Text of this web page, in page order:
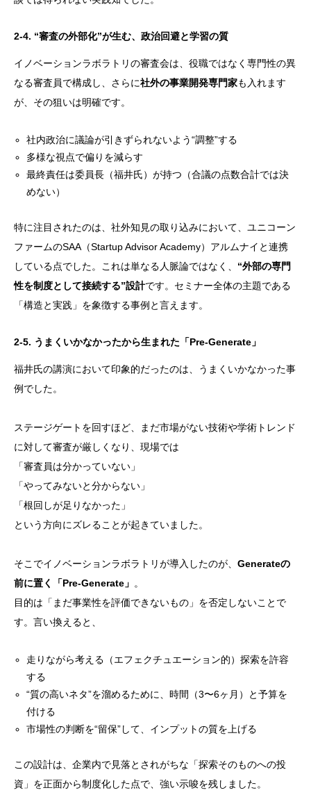
2-4. “審査の外部化”が生む、政治回避と学習の質
イノベーションラボラトリの審査会は、役職ではなく専門性の異
なる審査員で構成し、さらに社外の事業開発専門家も入れます
が、その狙いは明確です。
社内政治に議論が引きずられないよう“調整”する
多様な視点で偏りを減らす
最終責任は委員長（福井氏）が持つ（合議の点数合計では決
めない）
特に注目されたのは、社外知見の取り込みにおいて、ユニコーン
ファームのSAA（Startup Advisor Academy）アルムナイと連携
している点でした。これは単なる人脈論ではなく、 “外部の専門
性を制度として接続する”設計です。セミナー全体の主題である
「構造と実践」を象徴する事例と言えます。
2-5. うまくいかなかったから生まれた「Pre-Generate」
福井氏の講演において印象的だったのは、うまくいかなかった事
例でした。
ステージゲートを回すほど、まだ市場がない技術や学術トレンド
に対して審査が厳しくなり、現場では
「審査員は分かっていない」
「やってみないと分からない」
「根回しが足りなかった」
という方向にズレることが起きていました。
そこでイノベーションラボラトリが導入したのが、 Generateの
前に置く「Pre-Generate」 。
目的は「まだ事業性を評価できないもの」を否定しないことで
す。言い換えると、
走りながら考える（エフェクチュエーション的）探索を許容
する
“質の高いネタ”を溜めるために、時間（3〜6ヶ月）と予算を
付ける
市場性の判断を“留保”して、インプットの質を上げる
この設計は、企業内で見落とされがちな「探索そのものへの投
資」を正面から制度化した点で、強い示唆を残しました。